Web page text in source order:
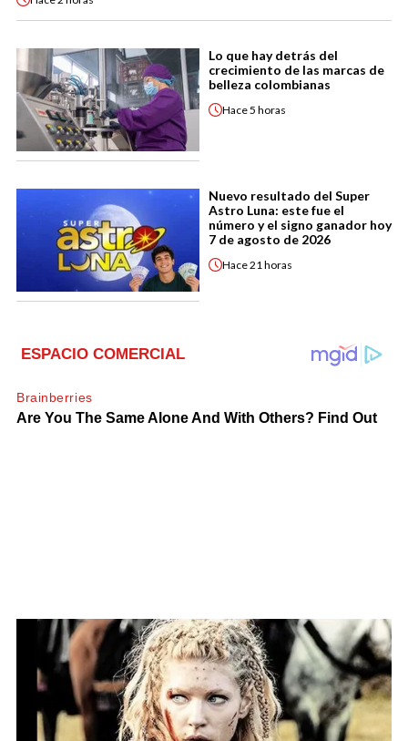
Lo que hay detrás del
crecimiento de las marcas de
belleza colombianas
Hace5 horas
Nuevo resultado del Super
Astro Luna: este fue el
número y el signo ganador hoy
7 de agosto de 2026
Hace21 horas